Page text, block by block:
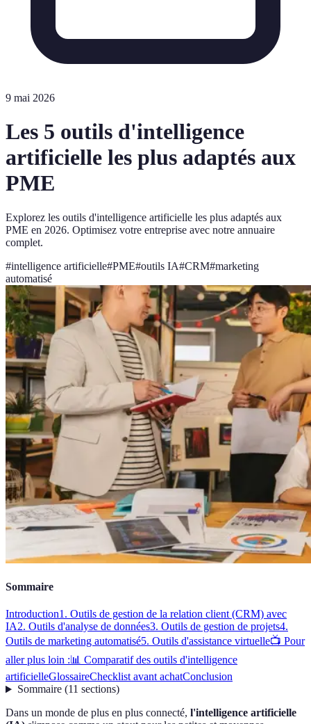
9 mai 2026
Les 5 outils d'intelligence
artificielle les plus adaptés aux
PME
Explorez les outils d'intelligence artificielle les plus adaptés aux
PME en 2026. Optimisez votre entreprise avec notre annuaire
complet.
#intelligence artificielle#PME#outils IA#CRM#marketing
automatisé
Sommaire
Introduction1. Outils de gestion de la relation client (CRM) avec
IA2. Outils d'analyse de données3. Outils de gestion de projets4.
Outils de marketing automatisé5. Outils d'assistance virtuelle📺 Pour
aller plus loin :📊 Comparatif des outils d'intelligence
artificielleGlossaireChecklist avant achatConclusion
Sommaire(11 sections)
Dans un monde de plus en plus connecté, l'intelligence artificielle